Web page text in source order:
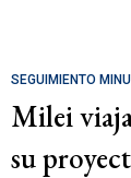
SEGUIMIENTO
Milei
su